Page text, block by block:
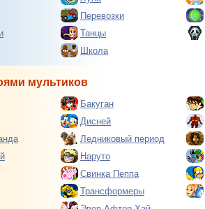
Перевозки
Танцы
Школа
мультиков
Бакуган
Дисней
Ледниковый период
Наруто
Свинка Пеппа
Трансформеры